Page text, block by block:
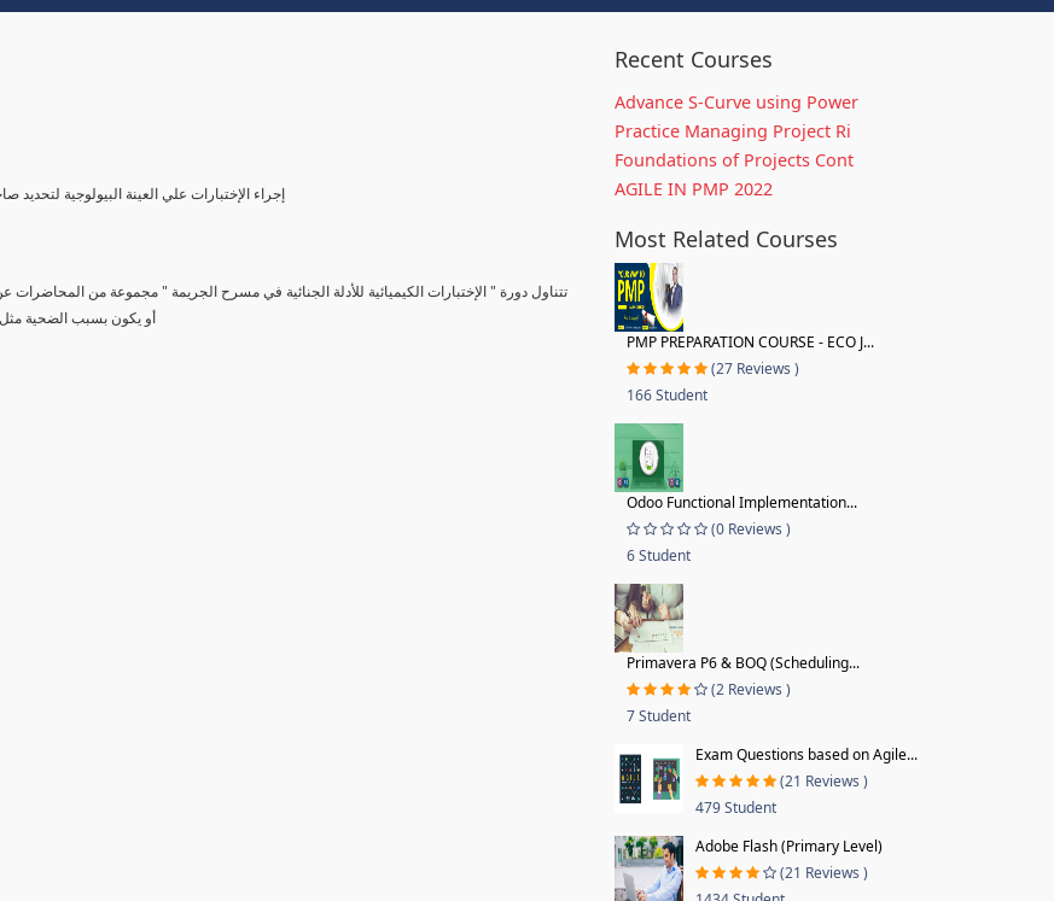
( إجراء الإختبارات علي العينة البيولوجية
تتناول دورة " الإختبارات الكيميائية للأدلة الجنائية في مسرح الجريمة " مجموعة من المحاضرات
أو يكون بسبب الضحية مثل
Recent Courses
Advance S-Curve using Power
Practice Managing Project Ri
Foundations of Projects Cont
AGILE IN PMP 2022
Most Related Courses
PMP PREPARATION COURSE - ECO J...
(27 Reviews )
166 Student
Odoo Functional Implementation...
(0 Reviews )
6 Student
Primavera P6 & BOQ (Scheduling...
(2 Reviews )
7 Student
Exam Questions based on Agile...
(21 Reviews )
479 Student
Adobe Flash (Primary Level)
(21 Reviews )